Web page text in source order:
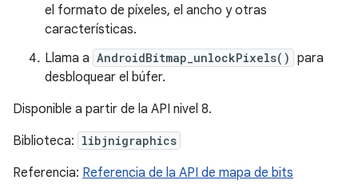
el formato de píxeles, el ancho y otras
características.
Llama a AndroidBitmap_unlockPixels() para
desbloquear el búfer.
Disponible a partir de la API nivel 8.
Biblioteca: libjnigraphics
Referencia: Referencia de la API de mapa de bits